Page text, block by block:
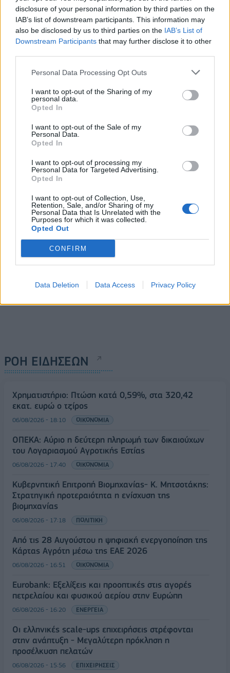
disclosure of your personal information by third parties on the
IAB’s list of downstream participants. This information may
also be disclosed by us to third parties on the IAB’s List of
Downstream Participants that may further disclose it to other
Personal Data Processing Opt Outs
I want to opt-out of the Sharing of my
personal data.
Opted In
I want to opt-out of the Sale of my
Personal Data.
Opted In
I want to opt-out of processing my
Personal Data for Targeted Advertising.
Opted In
I want to opt-out of Collection, Use,
Retention, Sale, and/or Sharing of my
Personal Data that Is Unrelated with the
Purposes for which it was collected.
Opted Out
CONFIRM
Data Deletion Data Access Privacy Policy
ΠΕΡΙΣΣΌΤΕΡΑ ΣΕ ΑΥΤΉ ΤΗΝ ΚΑΤΗΓΟΡΊΑ
ΡΑΑΕΥ: Επιτυχής η
διαδικασία δημοπράτησης
σταθμών αποθήκευσης
ηλεκτρικής ενέργειας
16/02/2024 - 11:40
ενεργειακός παράγοντας
στα Βαλκάνια - Νέες
και εξαγορές
17/02/2024 - 10:21
ΡΟΗ ΕΙΔΗΣΕΩΝ
Χρηματιστήριο: Πτώση κατά 0,59%, στα 320,42
εκατ. ευρώ ο τζίρος
06/08/2026 - 18:10 ΟΙΚΟΝΟΜΙΑ
ΟΠΕΚΑ: Αύριο η δεύτερη πληρωμή των δικαιούχων
του Λογαριασμού Αγροτικής Εστίας
06/08/2026 - 17:40 ΟΙΚΟΝΟΜΙΑ
Κυβερνητική Επιτροπή Βιομηχανίας- Κ. Μητσοτάκης:
Στρατηγική προτεραιότητα η ενίσχυση της
βιομηχανίας
06/08/2026 - 17:18 ΠΟΛΙΤΙΚΗ
Από τις 28 Αυγούστου η ψηφιακή ενεργοποίηση της
Κάρτας Αγρότη μέσω της ΕΑΕ 2026
06/08/2026 - 16:51 ΟΙΚΟΝΟΜΙΑ
Eurobank: Εξελίξεις και προοπτικές στις αγορές
πετρελαίου και φυσικού αερίου στην Ευρώπη
06/08/2026 - 16:20 ΕΝΕΡΓΕΙΑ
Οι ελληνικές scale-ups επιχειρήσεις στρέφονται
στην ανάπτυξη - Μεγαλύτερη πρόκληση η
προσέλκυση πελατών
06/08/2026 - 15:56 ΕΠΙΧΕΙΡΗΣΕΙΣ